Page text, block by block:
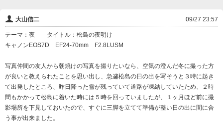
👤 大山信二 09/27 23:57
テーマ：夜 タイトル：松島の夜明け
キャノンEOS7D EF24-70mm F2.8LUSM
写真仲間の友人から朝焼けの写真を撮りたいなら、空気の澄んだ冬に撮った方
が良いと教えられたことを思い出し、急遽松島の日の出を写そうと３時に起き
て出発したところ、昨日降った雪が残っていて道路が凍結していたため、２時
間もかかって松島に着いた時には５時を回っていましたが、１ヶ月ほど前に撮
影場所を下見しておいたので、すぐに三脚を立てて準備が整い日の出に間に合
う事が出来ました。